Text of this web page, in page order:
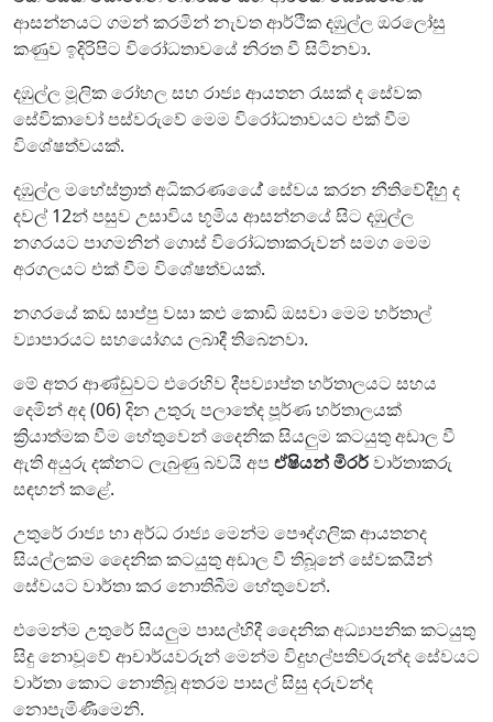
ආසන්නයට ගමන් කරමින් නැවත ආර්ථික දඹුල්ල ඔරලෝසු
කණුව ඉදිරිපිට විරෝධතාවයේ නිරත වී සිටිනවා.
දඹුල්ල මූලික රෝහල සහ රාජ්‍ය ආයතන රැසක් ද සේවක
සේවිකාවෝ පස්වරුවේ මෙම විරෝධතාවයට එක් වීම
විශේෂත්වයක්.
දඹුල්ල මහේස්ත්‍රාත් අධිකරණයේේ සේවය කරන නීතිවේදීහු ද
දවල් 12න් පසුව උසාවිය භූමිය ආසන්නයේ සිට දඹුල්ල
නගරයට පාගමනින් ගොස් විරෝධතාකරුවන් සමග මෙම
අරගලයට එක් වීම විශේෂත්වයක්.
නගරයේ කඩ සාප්පු වසා කළු කොඩි ඔසවා මෙම හර්තාල්
ව්‍යාපාරයට සහයෝගය ලබාදී තිබෙනවා.
මේ අතර ආණ්ඩුවට එරෙහිව දීපව්‍යාප්ත හර්තාලයට සහය
දෙමින් අද (06) දින උතුරු පලාතේද පූර්ණ හර්තාලයක්
ක්‍රියාත්මක වීම හේතුවෙන් දෛනික සියලුම කටයුතු අඩාල වී
ඇති අයුරු දක්නට ලැබුණු බවයි අපඒෂියන් මිරර්වාර්තාකරු
සඳහන් කළේ.
උතුරේ රාජ්‍ය හා අර්ධ රාජ්‍ය මෙන්ම පෞද්ගලික ආයතනද
සියල්ලකම දෛනික කටයුතු අඩාල වී තිබූනේ සේවකයින්
සේවයට වාර්තා කර නොතිබීම හේතුවෙන්.
එමෙන්ම උතුරේ සියලුම පාසල්හිදී දෛනික අධ්‍යාපනික කටයුතු
සිදු නොවූවේ ආචාර්යවරුන් මෙන්ම විදුහල්පතිවරුන්ද සේවයට
වාර්තා කොට නොතිබූ අතරම පාසල් සිසු දරුවන්ද
නොපැමිණීමෙනි.